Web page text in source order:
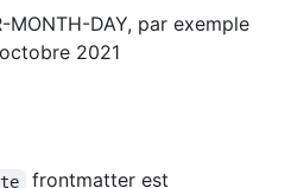
MONTH-DAY, par exemple
2021
frontmatter est